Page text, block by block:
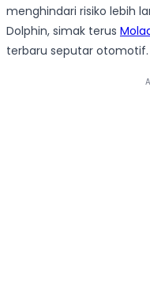
menghindari risiko lebih
Dolphin, simak terus
terbaru seputar otomotif.